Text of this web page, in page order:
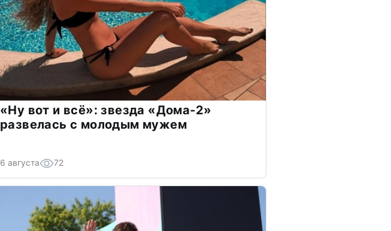
«Ну вот и всё»: звезда «Дома-2»
развелась с молодым мужем
6 августа 72